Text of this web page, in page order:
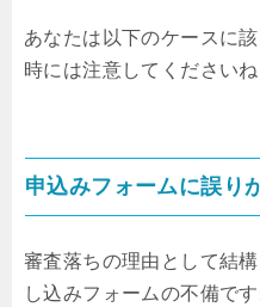
あなたは以下のケースに
時には注意してくださいね
申込みフォームに誤り
審査落ちの理由として結
し込みフォームの不備です